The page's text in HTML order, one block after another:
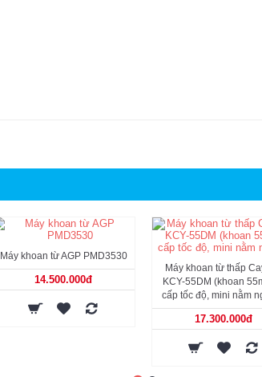
Máy khoan từ AGP PMD3530
14.500.000đ
Máy khoan từ thấp
KCY-55DM (khoan
cấp tốc độ, mini nằm
17.300.000đ